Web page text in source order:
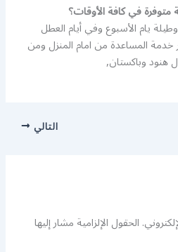
في كافة الأوقات؟
مدار 24 ساعة وطيلة يام الأسبوع وفي أيام العطل
خدمة المساعدة من امام المنزل ومن
هنود وباكستان,
التالي
الحقول الإلزامية مشار إليها